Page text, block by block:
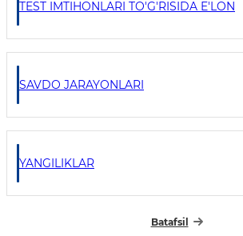
TEST IMTIHONLARI TO'G'RISIDA E'LON
SAVDO JARAYONLARI
YANGILIKLAR
Batafsil